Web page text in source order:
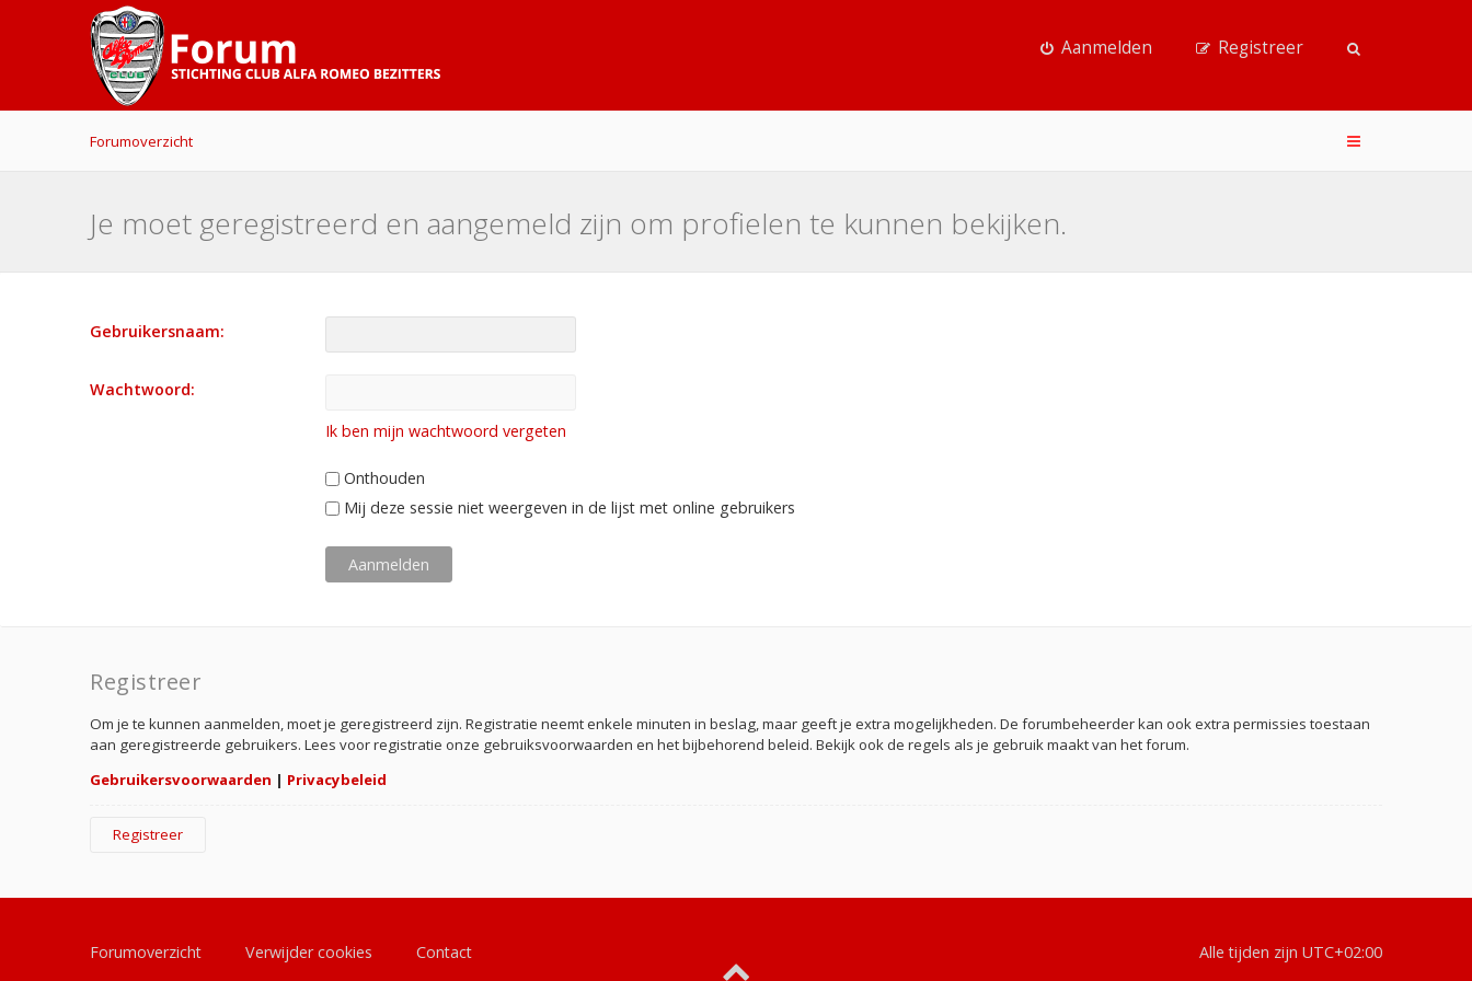
Aanmelden Registreer
Forumoverzicht
Je moet geregistreerd en aangemeld zijn om profielen te kunnen bekijken.
Gebruikersnaam:
Wachtwoord:
Ik ben mijn wachtwoord vergeten
Onthouden
Mij deze sessie niet weergeven in de lijst met online gebruikers
Registreer
Om je te kunnen aanmelden, moet je geregistreerd zijn. Registratie neemt enkele minuten in beslag, maar geeft je extra mogelijkheden. De forumbeheerder kan ook extra permissies toestaan
aan geregistreerde gebruikers. Lees voor registratie onze gebruiksvoorwaarden en het bijbehorend beleid. Bekijk ook de regels als je gebruik maakt van het forum.
Gebruikersvoorwaarden | Privacybeleid
Registreer
Forumoverzicht Verwijder cookies Contact Alle tijden zijn UTC+02:00